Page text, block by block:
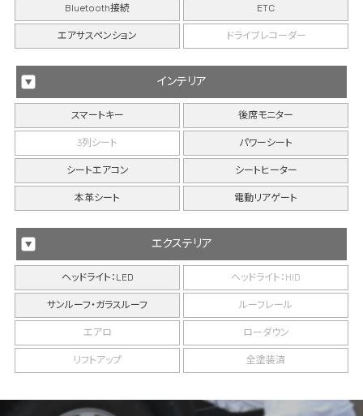
Bluetooth接続 ETC
エアサスペンション ドライブレコーダー
インテリア
スマートキー 後席モニター
3列シート パワーシート
シートエアコン シートヒーター
本革シート 電動リアゲート
エクステリア
ヘッドライト：LED ヘッドライト：HID
サンルーフ・ガラスルーフ ルーフレール
エアロ ローダウン
リフトアップ 全塗装済